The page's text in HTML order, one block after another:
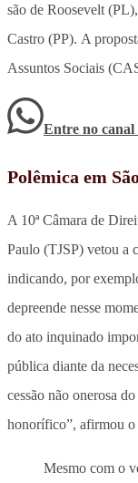
são de Roosevelt
Castro (PP). A
Assuntos Sociais
Entre no
Polêmica em
A 10ª Câmara de
Paulo (TJSP) vetou a
indicando, por
depreende nesse
do ato inquinado
pública diante da
cessão não onerosa
honorífico”, afirmou o
Mesmo com o